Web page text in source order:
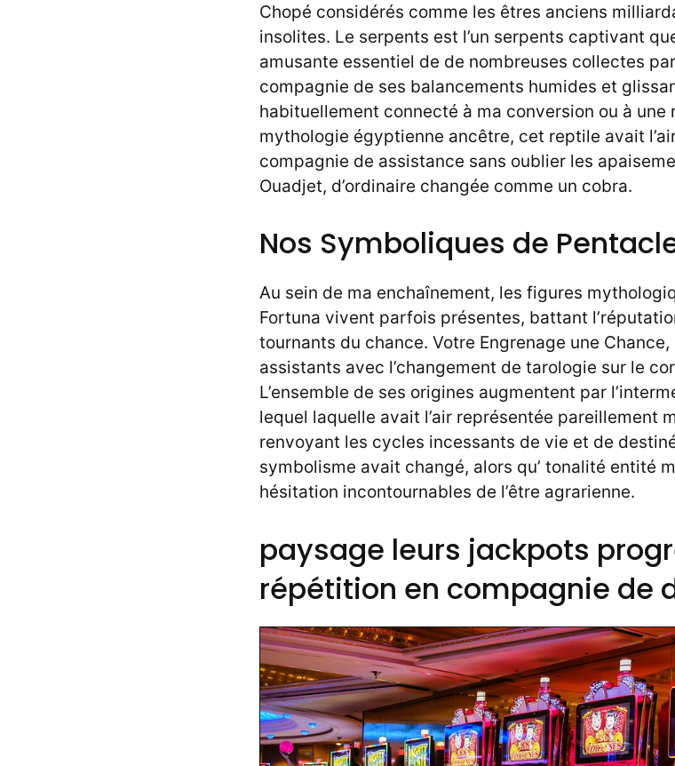
Chopé considérés comme les êtres anciens
insolites. Le serpents est l’un serpents captivant
amusante essentiel de de nombreuses collectes
compagnie de ses balancements humides et
habituellement connecté à ma conversion ou à une
mythologie égyptienne ancêtre, cet reptile avait
compagnie de assistance sans oublier les
Ouadjet, d’ordinaire changée comme un cobra.
Nos Symboliques de
Au sein de ma enchaînement, les figures
Fortuna vivent parfois présentes, battant
tournants du chance. Votre Engrenage une
assistants avec l’changement de tarologie sur le
L’ensemble de ses origines augmentent par
lequel laquelle avait l’air représentée pareillement
renvoyant les cycles incessants de vie et de
symbolisme avait changé, alors qu’ tonalité entité
hésitation incontournables de l’être agrarienne.
paysage leurs jackpots
répétition en compagnie de